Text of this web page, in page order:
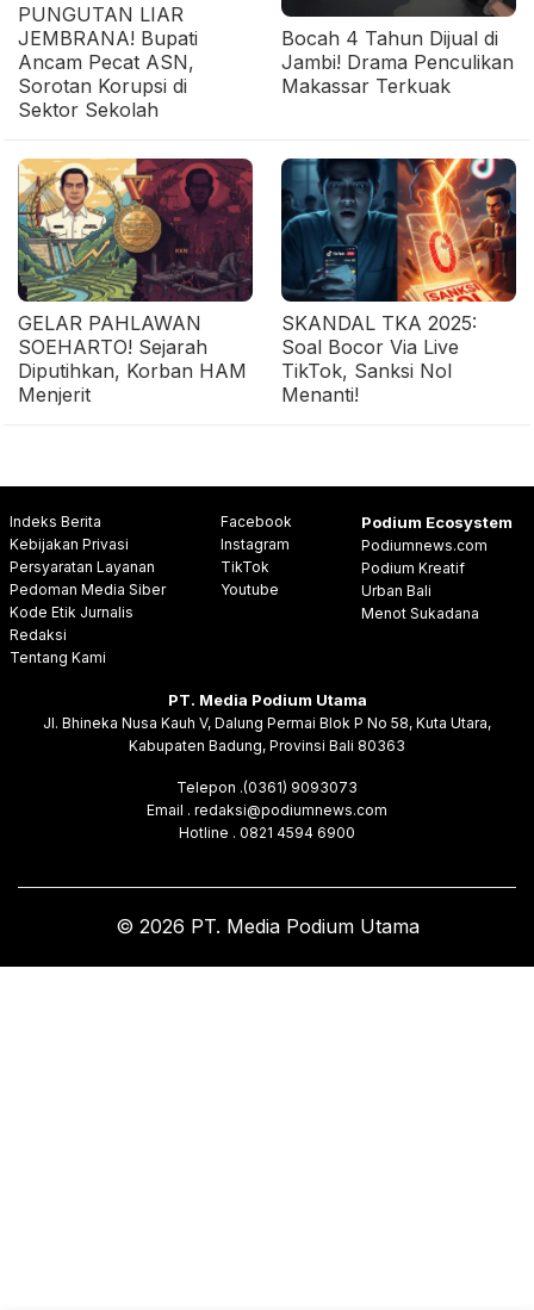
PUNGUTAN LIAR
JEMBRANA! Bupati
Ancam Pecat ASN,
Sorotan Korupsi di
Sektor Sekolah
Bocah 4 Tahun Dijual di
Jambi! Drama Penculikan
Makassar Terkuak
GELAR PAHLAWAN
SOEHARTO! Sejarah
Diputihkan, Korban HAM
Menjerit
SKANDAL TKA 2025:
Soal Bocor Via Live
TikTok, Sanksi Nol
Menanti!
Indeks Berita
Kebijakan Privasi
Persyaratan Layanan
Pedoman Media Siber
Kode Etik Jurnalis
Redaksi
Tentang Kami
Facebook
Instagram
TikTok
Youtube
Podium Ecosystem
Podiumnews.com
Podium Kreatif
Urban Bali
Menot Sukadana
PT. Media Podium Utama
Jl. Bhineka Nusa Kauh V, Dalung Permai Blok P No 58, Kuta Utara,
Kabupaten Badung, Provinsi Bali 80363
Telepon .(0361) 9093073
Email . redaksi@podiumnews.com
Hotline . 0821 4594 6900
© 2026 PT. Media Podium Utama